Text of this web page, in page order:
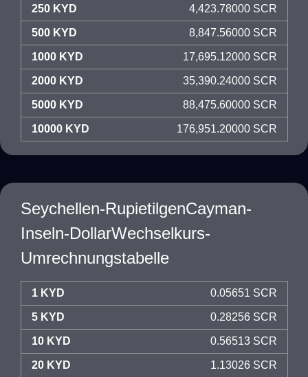
250 KYD 4,423.78000 SCR
500 KYD 8,847.56000 SCR
1000 KYD 17,695.12000 SCR
2000 KYD 35,390.24000 SCR
5000 KYD 88,475.60000 SCR
10000 KYD 176,951.20000 SCR
Seychellen-RupietilgenCayman-
Inseln-DollarWechselkurs-
Umrechnungstabelle
1 KYD 0.05651 SCR
5 KYD 0.28256 SCR
10 KYD 0.56513 SCR
20 KYD 1.13026 SCR